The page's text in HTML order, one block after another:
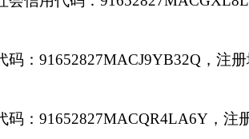
码：91652827MACJ9YB32Q ，注
码：91652827MACQR4LA6Y ，注